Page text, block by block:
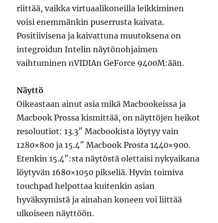
riittää, vaikka virtuaalikoneilla leikkiminen
voisi enemmänkin puserrusta kaivata.
Positiivisena ja kaivattuna muutoksena on
integroidun Intelin näytönohjaimen
vaihtuminen nVIDIAn GeForce 9400M:ään.
Näyttö
Oikeastaan ainut asia mikä Macbookeissa ja
Macbook Prossa kismittää, on näyttöjen heikot
resoluutiot: 13.3″ Macbookista löytyy vain
1280×800 ja 15.4″ Macbook Prosta 1440×900.
Etenkin 15.4″:sta näytöstä olettaisi nykyaikana
löytyvän 1680×1050 pikseliä. Hyvin toimiva
touchpad helpottaa kuitenkin asian
hyväksymistä ja ainahan koneen voi liittää
ulkoiseen näyttöön.